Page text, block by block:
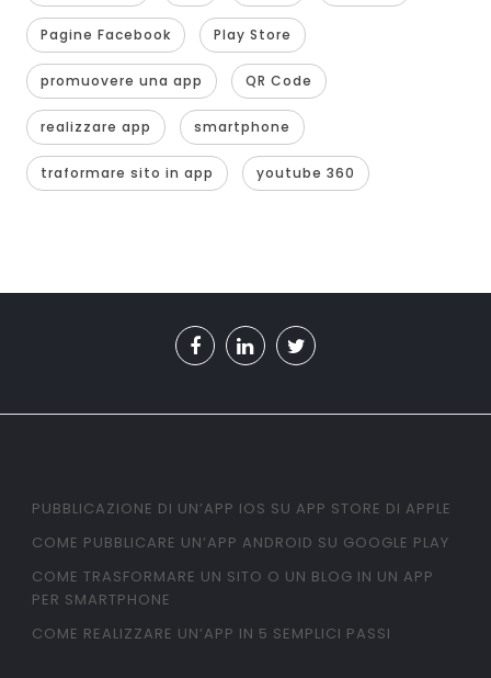
Pagine Facebook Play Store
promuovere una app QR Code
realizzare app smartphone
traformare sito in app youtube 360
PUBBLICAZIONE DI UN’APP IOS SU APP STORE DI APPLE
COME PUBBLICARE UN’APP ANDROID SU GOOGLE PLAY
COME TRASFORMARE UN SITO O UN BLOG IN UN APP
PER SMARTPHONE
COME REALIZZARE UN’APP IN 5 SEMPLICI PASSI